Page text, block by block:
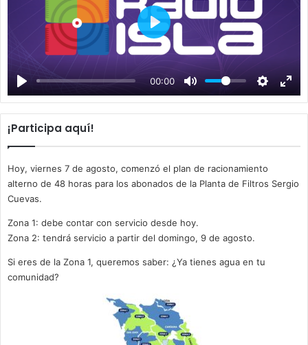
00:00
P
a
y
¡Participa aquí!
Hoy, viernes 7 de agosto, comenzó el plan de racionamiento
alterno de 48 horas para los abonados de la Planta de Filtros Sergio
Cuevas.
Zona 1: debe contar con servicio desde hoy.
Zona 2: tendrá servicio a partir del domingo, 9 de agosto.
Si eres de la Zona 1, queremos saber: ¿Ya tienes agua en tu
comunidad?